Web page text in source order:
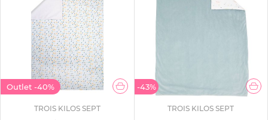
Outlet -40%
TROIS KILOS SEPT
-43%
TROIS KILOS SEPT